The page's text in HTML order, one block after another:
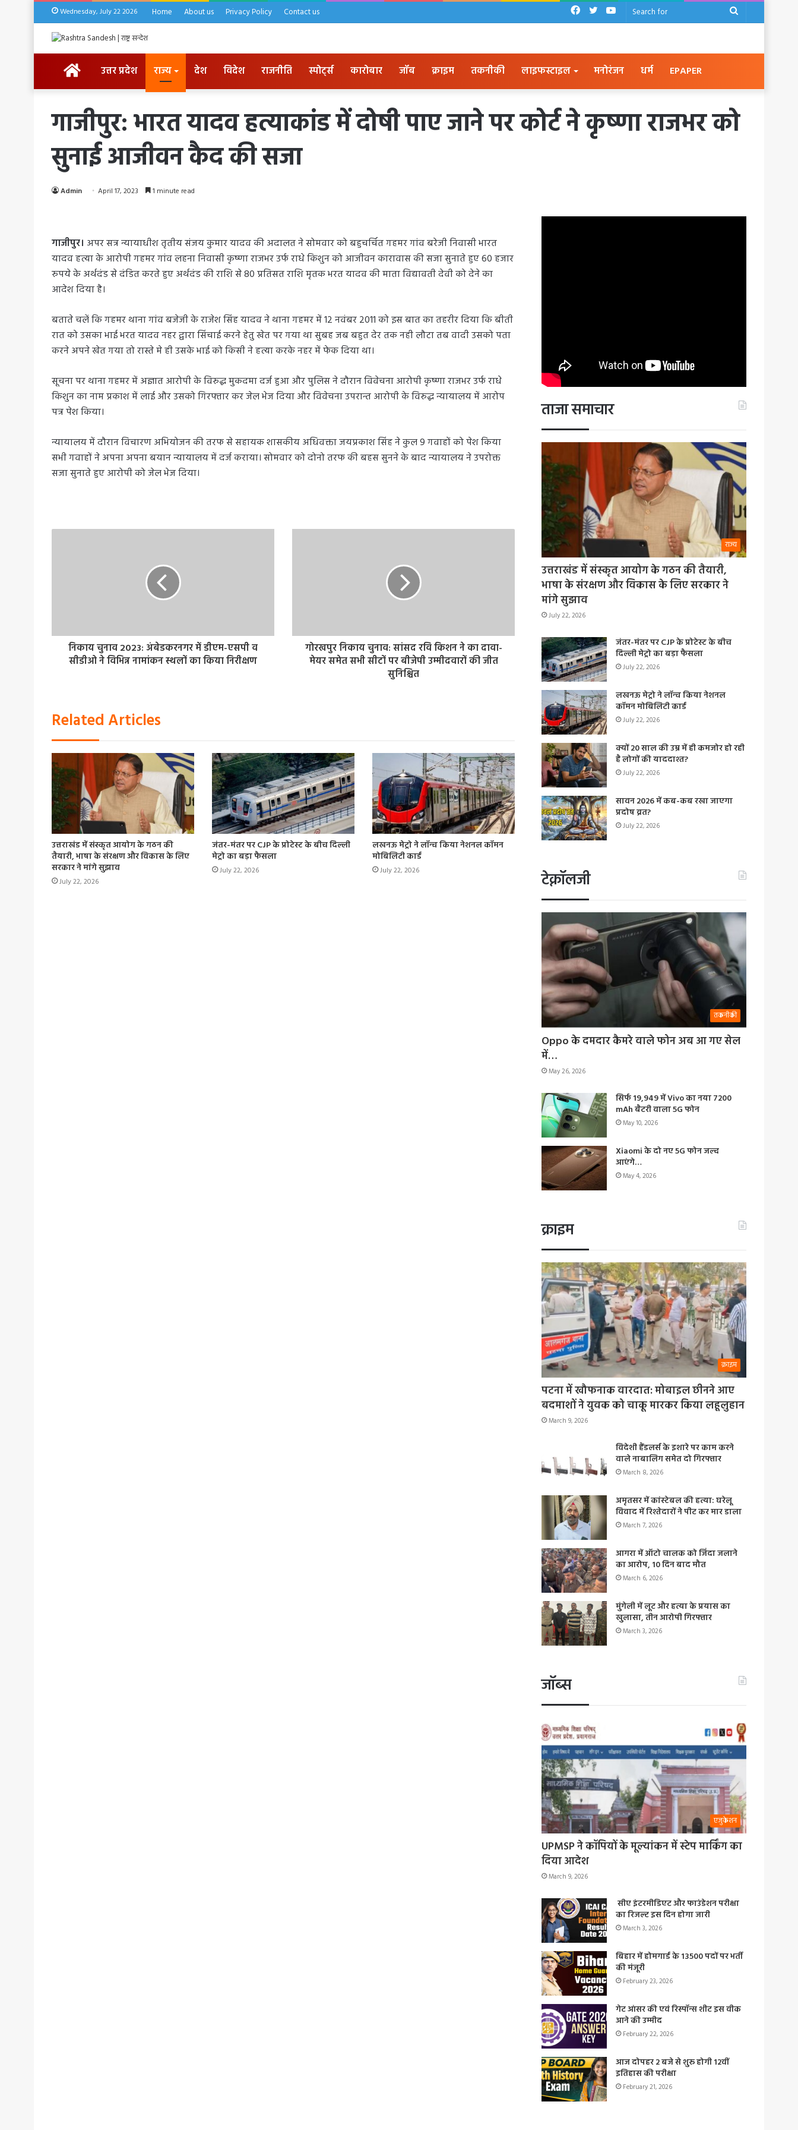
Wednesday, July 22 2026 Home About us Privacy Policy Contact us
Search
YouTube
Twitter
Facebook
HOMEउत्तर प्रदेश राज्य देश विदेश राजनीति स्पोर्ट्स कारोबार जॉब क्राइम तकनीकी लाइफस्टाइल मनोरंजन धर्म EPAPER
गाजीपुर: भारत यादव हत्याकांड में दोषी पाए जाने पर कोर्ट ने कृष्णा राजभर को
सुनाई आजीवन कैद की सजा
Admin April 17, 2023 1 minute read
गाजीपुर। अपर सत्र न्यायाधीश तृतीय संजय कुमार यादव की अदालत ने सोमवार को बहुचर्चित गहमर गांव बरेजी निवासी भारत
यादव हत्या के आरोपी गहमर गांव लहना निवासी कृष्णा राजभर उर्फ राधे किशुन को आजीवन कारावास की सजा सुनाते हुए 60 हजार
रुपये के अर्थदंड से दंडित करते हुए अर्थदंड की राशि से 80 प्रतिसत राशि मृतक भरत यादव की माता विद्यावती देवी को देने का
आदेश दिया है।
बताते चलें कि गहमर थाना गांव बजेजी के राजेश सिंह यादव ने थाना गहमर में 12 नवंबर 2011 को इस बात का तहरीर दिया कि बीती
रात को उसका भाई भरत यादव नहर द्वारा सिंचाई करने हेतु खेत पर गया था सुबह जब बहुत देर तक नही लौटा तब वादी उसको पता
करने अपने खेत गया तो रास्ते मे ही उसके भाई को किसी ने हत्या करके नहर में फेक दिया था।
सूचना पर थाना गहमर में अज्ञात आरोपी के विरुद्ध मुकदमा दर्ज हुआ और पुलिस ने दौरान विवेचना आरोपी कृष्णा राजभर उर्फ राधे
किशुन का नाम प्रकाश में लाई और उसको गिरफ्तार कर जेल भेज दिया और विवेचना उपरान्त आरोपी के विरुद्ध न्यायालय में आरोप
पत्र पेश किया।
न्यायालय में दौरान विचारण अभियोजन की तरफ से सहायक शासकीय अधिवक्ता जयप्रकाश सिंह ने कुल 9 गवाहों को पेश किया
सभी गवाहों ने अपना अपना बयान न्यायालय में दर्ज कराया। सोमवार को दोनो तरफ की बहस सुनने के बाद न्यायालय ने उपरोक्त
सजा सुनाते हुए आरोपी को जेल भेज दिया।
निकाय चुनाव 2023: अंबेडकरनगर में डीएम-एसपी व
सीडीओ ने विभिन्न नामांकन स्थलों का किया निरीक्षण
गोरखपुर निकाय चुनाव: सांसद रवि किशन ने का दावा-
मेयर समेत सभी सीटों पर बीजेपी उम्मीदवारों की जीत
सुनिश्चित
Related Articles
उत्तराखंड में संस्कृत आयोग के गठन की
तैयारी, भाषा के संरक्षण और विकास के लिए
सरकार ने मांगे सुझाव
July 22, 2026
जंतर-मंतर पर CJP के प्रोटेस्ट के बीच दिल्ली
मेट्रो का बड़ा फैसला
July 22, 2026
लखनऊ मेट्रो ने लॉन्च किया नेशनल कॉमन
मोबिलिटी कार्ड
July 22, 2026
ताजा समाचार
राज्य
उत्तराखंड में संस्कृत आयोग के गठन की तैयारी,
भाषा के संरक्षण और विकास के लिए सरकार ने
मांगे सुझाव
July 22, 2026
जंतर-मंतर पर CJP के प्रोटेस्ट के बीच
दिल्ली मेट्रो का बड़ा फैसला
July 22, 2026
लखनऊ मेट्रो ने लॉन्च किया नेशनल
कॉमन मोबिलिटी कार्ड
July 22, 2026
क्यों 20 साल की उम्र में ही कमजोर हो रही
है लोगों की याददाश्त?
July 22, 2026
सावन 2026 में कब-कब रखा जाएगा
प्रदोष व्रत?
July 22, 2026
टेक्नॉलजी
तकनीकी
Oppo के दमदार कैमरे वाले फोन अब आ गए सेल
में…
May 26, 2026
सिर्फ 19,949 में Vivo का नया 7200
mAh बैटरी वाला 5G फोन
May 10, 2026
Xiaomi के दो नए 5G फोन जल्द
आएंगे…
May 4, 2026
क्राइम
क्राइम
पटना में खौफनाक वारदात: मोबाइल छीनने आए
बदमाशों ने युवक को चाकू मारकर किया लहूलुहान
March 9, 2026
विदेशी हैंडलर्स के इशारे पर काम करने
वाले नाबालिग समेत दो गिरफ्तार
March 8, 2026
अमृतसर में कांस्टेबल की हत्या: घरेलू
विवाद में रिश्तेदारों ने पीट कर मार डाला
March 7, 2026
आगरा में ऑटो चालक को जिंदा जलाने
का आरोप, 10 दिन बाद मौत
March 6, 2026
मुंगेली में लूट और हत्या के प्रयास का
खुलासा, तीन आरोपी गिरफ्तार
March 3, 2026
जॉब्स
एजुकेशन
UPMSP ने कॉपियों के मूल्यांकन में स्टेप मार्किंग का
दिया आदेश
March 9, 2026
सीए इंटरमीडिएट और फाउंडेशन परीक्षा
का रिजल्ट इस दिन होगा जारी
March 3, 2026
बिहार में होमगार्ड के 13500 पदों पर भर्ती
की मंजूरी
February 23, 2026
गेट आंसर की एवं रिस्पॉन्स शीट इस वीक
आने की उम्मीद
February 22, 2026
आज दोपहर 2 बजे से शुरू होगी 12वीं
इतिहास की परीक्षा
February 21, 2026